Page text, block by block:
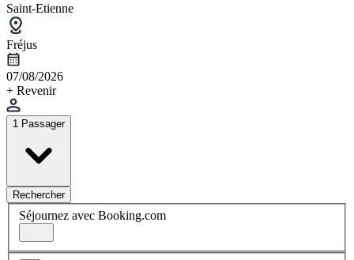
Saint-Etienne
Fréjus
07/08/2026
+ Revenir
1 Passager
Rechercher
Séjournez avec Booking.com